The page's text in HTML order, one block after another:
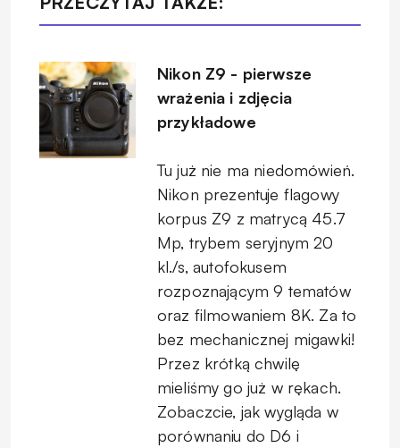
Nikon Z9 - pierwsze
wrażenia i zdjęcia
przykładowe
Tu już nie ma niedomówień.
Nikon prezentuje flagowy
korpus Z9 z matrycą 45.7
Mp, trybem seryjnym 20
kl./s, autofokusem
rozpoznającym 9 tematów
oraz filmowaniem 8K. Za to
bez mechanicznej migawki!
Przez krótką chwilę
mieliśmy go już w rękach.
Zobaczcie, jak wygląda w
porównaniu do D6 i